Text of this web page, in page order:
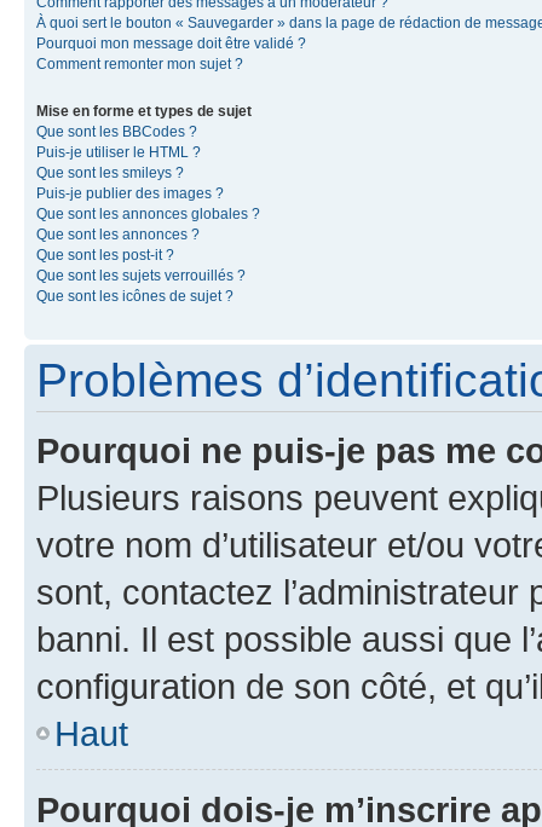
À quoi sert le bouton « Sauvegarder » dans la page de rédaction de
Pourquoi mon message doit être validé ?
Comment remonter mon sujet ?
Mise en forme et types de sujet
Que sont les BBCodes ?
Puis-je utiliser le HTML ?
Que sont les smileys ?
Puis-je publier des images ?
Que sont les annonces globales ?
Que sont les annonces ?
Que sont les post-it ?
Que sont les sujets verrouillés ?
Que sont les icônes de sujet ?
Problèmes
Pourquoi ne puis-je pas me
Plusieurs raisons peuvent
votre nom d’utilisateur et/ou
sont, contactez l’administrateur
banni. Il est possible aussi que
configuration de son côté, et
Haut
Pourquoi dois-je m’inscrire